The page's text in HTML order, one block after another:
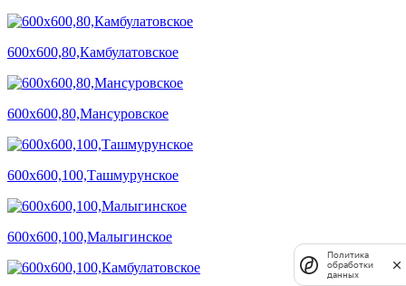
600х600,80,Камбулатовское
600х600,80,Мансуровское
600х600,100,Ташмурунское
600х600,100,Малыгинское
Политика
обработки
данных